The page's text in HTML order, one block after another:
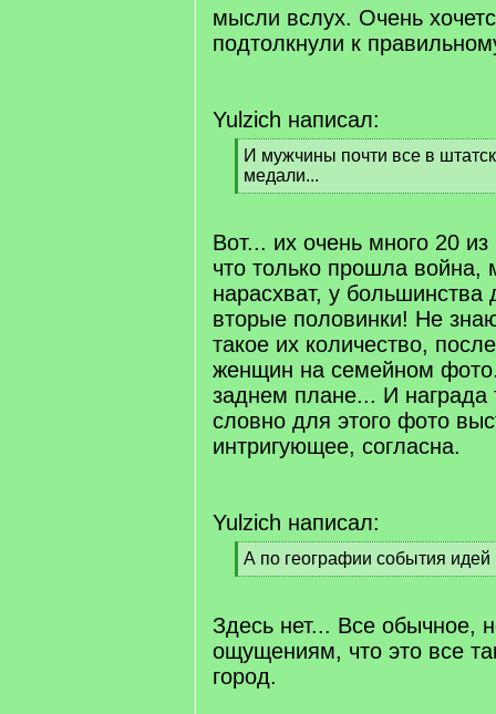
мысли вслух. Очень
подтолкнули к
Yulzich написал:
[
q
]
И мужчины почти все в
медали...
[
q
]
Вот... их очень много 20
что только прошла война,
нарасхват, у
вторые половинки! Не
такое их количество,
женщин на семейном
заднем плане... И награда
словно для этого фото
интригующее, согласна.
Yulzich написал:
[
q
А по географии события идей
[
q
]
Здесь нет... Все обычное,
ощущениям, что это все
город.